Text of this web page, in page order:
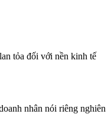
tỏa đối với nền kinh tế
nhân nói riêng nghiên